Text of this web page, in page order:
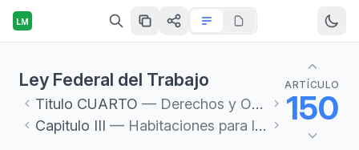
LM
Ley Federal del Trabajo
Titulo CUARTO — Derechos y Obligaciones de los Trabajadores y de los Patrones
Capitulo III — Habitaciones para los trabajadores
ARTÍCULO
150